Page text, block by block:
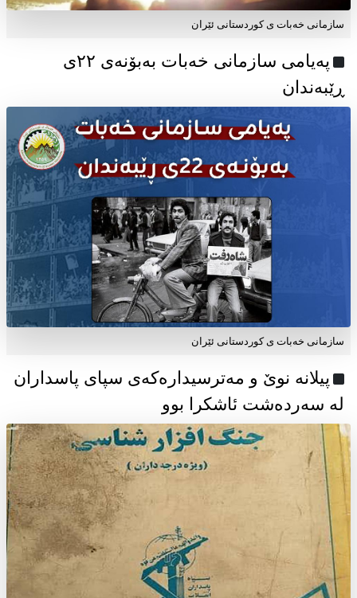
سازمانی خەبات ی کوردستانی ئێران
پەیامی سازمانی خەبات بەبۆنەی ۲۲ی
ڕێبەندان
سازمانی خەبات ی كوردستانی ئێران
پیلانە نوێ و مەترسیدارەکەی سپای پاسداران
لە سەردەشت ئاشکرا بوو